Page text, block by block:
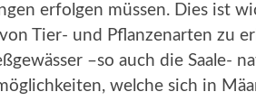
erfolgen müssen. Dies ist
Tier- und Pflanzenarten zu
–so auch die Saale-
welche sich in